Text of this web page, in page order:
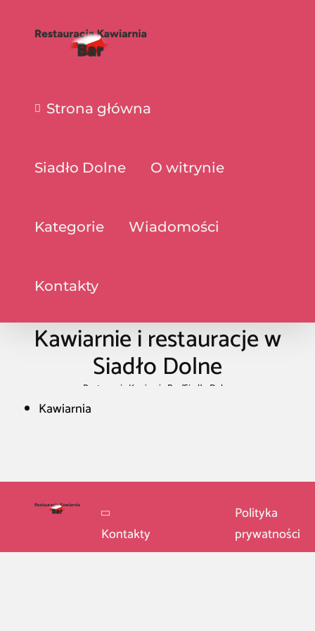
Strona główna
Siadło Dolne O witrynie
Kategorie Wiadomości
Kontakty
Kawiarnie i restauracje w
Siadło Dolne
Restauracja Kawiarnia Bar /Siadło Dolne
Kawiarnia
Kontakty
Polityka
prywatności